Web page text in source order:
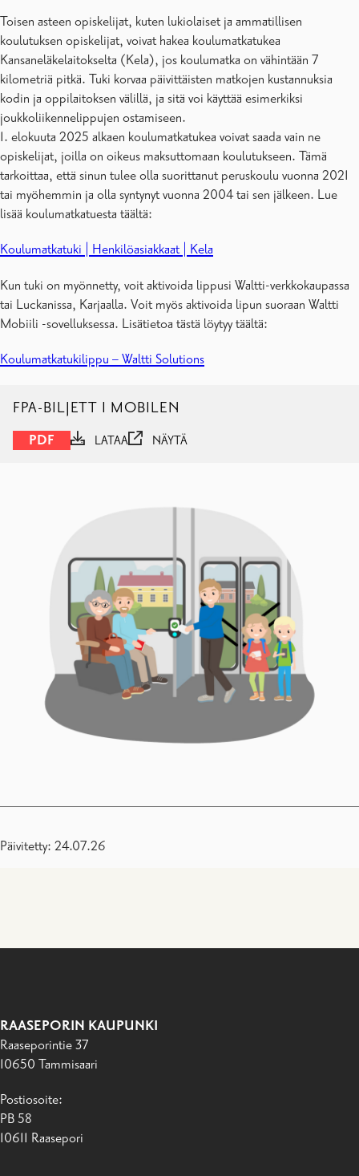
Toisen asteen opiskelijat, kuten lukiolaiset ja ammatillisen
koulutuksen opiskelijat, voivat hakea koulumatkatukea
Kansaneläkelaitokselta (Kela), jos koulumatka on vähintään 7
kilometriä pitkä. Tuki korvaa päivittäisten matkojen kustannuksia
kodin ja oppilaitoksen välillä, ja sitä voi käyttää esimerkiksi
joukkoliikennelippujen ostamiseen.
1. elokuuta 2025 alkaen koulumatkatukea voivat saada vain ne
opiskelijat, joilla on oikeus maksuttomaan koulutukseen. Tämä
tarkoittaa, että sinun tulee olla suorittanut peruskoulu vuonna 2021
tai myöhemmin ja olla syntynyt vuonna 2004 tai sen jälkeen. Lue
lisää koulumatkatuesta täältä:
Koulumatkatuki Henkilöasiakkaat| Kela
Kun tuki on myönnetty, voit aktivoida lippusi Waltti-verkkokaupassa
tai Luckanissa, Karjaalla. Voit myös aktivoida lipun suoraan Waltti
Mobiili -sovelluksessa. Lisätietoa tästä löytyy täältä:
Koulumatkatukilippu – Waltti Solutions
FPA-BILJETT I MOBILEN
PDF LATAA NÄYTÄ
Päivitetty: 24.07.26
RAASEPORIN KAUPUNKI
Raaseporintie 37
10650 Tammisaari
Postiosoite:
PB 58
10611 Raasepori